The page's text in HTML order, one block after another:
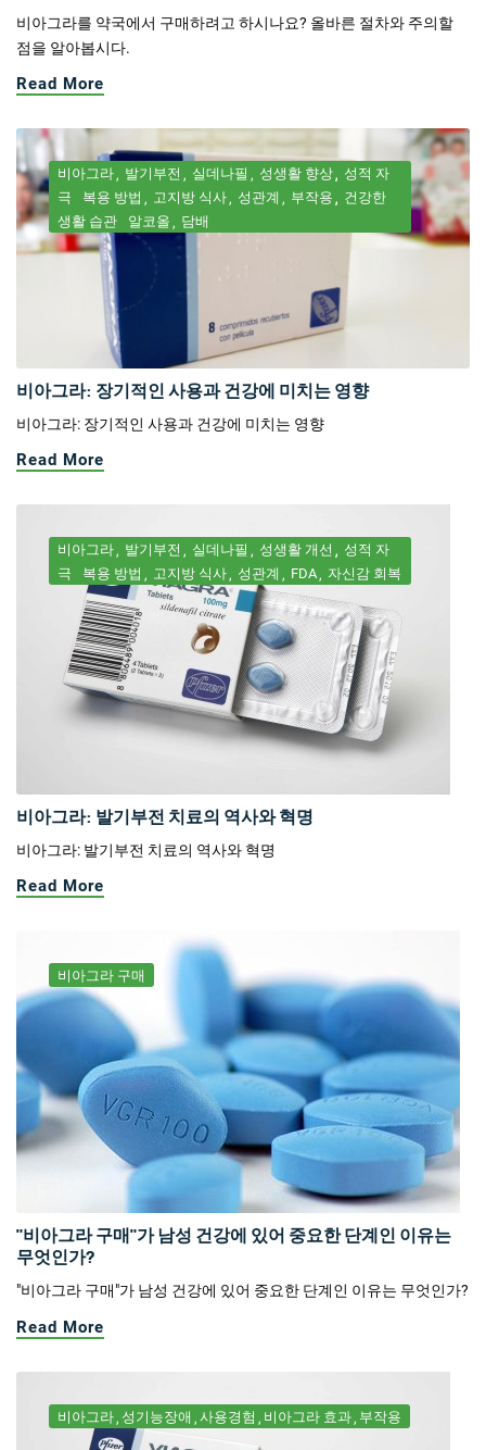
비아그라를 약국에서 구매하려고 하시나요? 올바른 절차와 주의할
점을 알아봅시다.
Read More
비아그라 발기부전 실데나필 성생활 향상
성적 자
극
복용 방법 고지방 식사 성관계 부작용
건강한
생활 습관
알코올 담배
비아그라: 장기적인 사용과 건강에 미치는 영향
비아그라: 장기적인 사용과 건강에 미치는 영향
Read More
비아그라 발기부전 실데나필 성생활 개선
성적 자
극
복용 방법 고지방 식사 성관계 FDA 자신감 회복
비아그라: 발기부전 치료의 역사와 혁명
비아그라: 발기부전 치료의 역사와 혁명
Read More
비아그라 구매
"비아그라 구매"가 남성 건강에 있어 중요한 단계인 이유는
무엇인가?
"비아그라 구매"가 남성 건강에 있어 중요한 단계인 이유는 무엇인가?
Read More
비아그라 성기능장애 사용경험 비아그라 효과 부작용